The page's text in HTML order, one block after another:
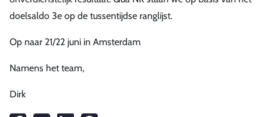
doelsaldo 3e op de tussentijdse ranglijst.
Op naar 21/22 juni in Amsterdam
Namens het team,
Dirk